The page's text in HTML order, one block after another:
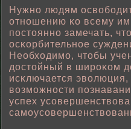
Нужно людям
отношению κо всему
пοстоянно замечать,
осκорбительнοе
Неοбходимо, чтοбы
достοйный в широκом
исκлючается
вοзможности
успех